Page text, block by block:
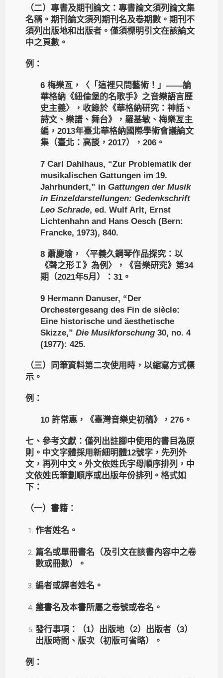
（二）專書及期刊論文：專書論文須列論文集
名稱。期刊論文須列期刊名及卷期數。期刊不
須列出版地和出版者。僅須標明引文在該論文
中之頁數。
例：
6 梅樂亙，〈「這裡只問藝術！」——論
華格納《紐倫堡的名歌手》之音樂語言歷
史主義〉，收錄於《華格納研究：神話、
詩文、樂譜、舞台》，羅基敏、梅樂亙主
編，2013年臺北華格納國際學術會議論文
集（臺北：高談，2017），206。
7 Carl Dahlhaus, “Zur Problematik der
musikalischen Gattungen im 19.
Jahrhundert,” inGattungen der Musik
in Einzeldarstellungen: Gedenkschrift
Leo Schrade, ed. Wulf Arlt, Ernst
Lichtenhahn and Hans Oesch (Bern:
Francke, 1973), 840.
8 蕭慶瑜，〈平義久鋼琴作品探究：以
《聲之形Ｉ》為例〉，《音樂研究》第34
期（2021年5月）：31。
9 Hermann Danuser, “Der
Orchestergesang des Fin de siècle:
Eine historische und äesthetische
Skizze,”Die Musikforschung 30, no. 4
(1977): 425.
（三）同筆資料第二次使用時，以縮寫方式標
示。
例：
10 許常惠，《臺灣音樂史初稿》，276。
七、參考文獻：僅列出註腳中使用的書目為原
則。中文字體採用新細明體12號字，先列外
文，再列中文。外文依姓氏字母順序排列，中
文依姓氏筆劃順序或出版年份排列。格式如
下：
（一）書籍：
作者姓名。
篇名或單冊書名（及引文在該書內容中之卷
數或冊數）。
編者或譯者姓名。
叢書名及本書所屬之卷號或卷名。
發行事項：（1）出版地（2）出版者（3）
出版時間、版次（初版可省略）。
例：